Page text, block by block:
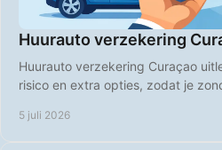
Huurauto verzekering
Huurauto verzekering Curaçao
risico en extra opties, zodat je
5 juli 2026